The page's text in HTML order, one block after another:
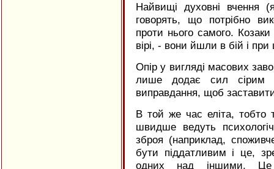
Найвищі духовні вчення
говорять, що потрібно
проти нього самого.
вірі, - вони йшли в бій і
Опір у вигляді масових
лише додає сил сірим
виправдання, щоб
В той же час еліта, тобто
швидше ведуть
зброя (наприклад,
бути піддатливим і це,
одних над іншими.